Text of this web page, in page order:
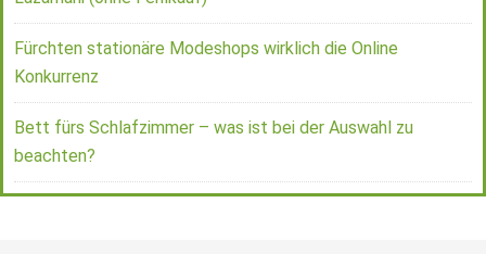
Fürchten stationäre Modeshops wirklich die Online
Konkurrenz
Bett fürs Schlafzimmer – was ist bei der Auswahl zu
beachten?